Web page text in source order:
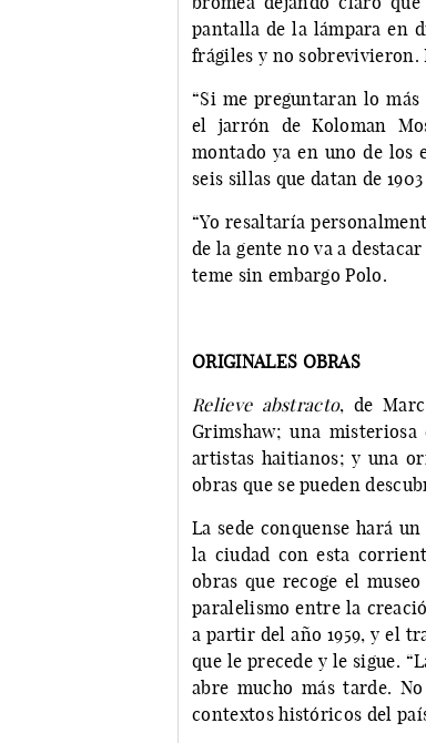
pantalla de la lámpara en
frágiles y no sobrevivieron.
“Si me preguntaran lo
el jarrón de Koloman
montado ya en uno de los
seis sillas que datan de
“Yo resaltaría
de la gente no va a
teme sin embargo Polo.
ORIGINALES OBRAS
Relieve abstracto, de
Grimshaw; una
artistas haitianos; y una
obras que se pueden
La sede conquense hará
la ciudad con esta
obras que recoge el
paralelismo entre la
a partir del año 1959, y el
que le precede y le sigue.
abre mucho más tarde.
contextos históricos del